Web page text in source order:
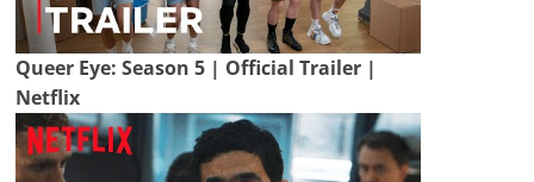
Queer Eye: Season 5 | Official Trailer |
Netflix